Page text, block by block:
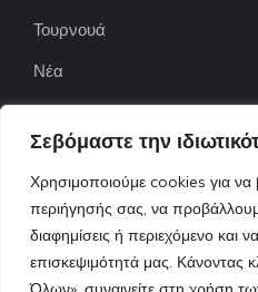
Σεβόμαστε την
Χρησιμοποιούμε cookies για να
περιήγησής σας, να
διαφημίσεις ή περιεχόμενο και
επισκεψιμότητά μας. Κάνοντας
Τουρνουά
Νέα
Επιχειρήσεις
ΠΟΦΕΠΑ
ΕΦΟΕΠΑ
Επικοινωνία